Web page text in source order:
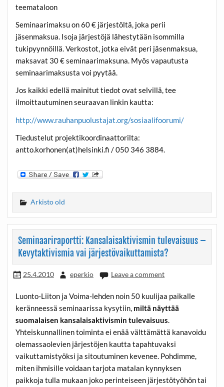
teemataloon
Seminaarimaksu on 60 € järjestöltä, joka perii
jäsenmaksua. Isoja järjestöjä lähestytään isommilla
tukipyynnöillä. Verkostot, jotka eivät peri jäsenmaksua,
maksavat 30 € seminaarimaksuna. Myös vapautusta
seminaarimaksusta voi pyytää.
Jos kaikki edellä mainitut tiedot ovat selvillä, tee
ilmoittautuminen seuraavan linkin kautta:
http://www.rauhanpuolustajat.org/sosiaalifoorumi/
Tiedustelut projektikoordinaattorilta:
antto.korhonen(at)helsinki.fi / 050 346 3884.
Arkisto old
Seminaariraportti: Kansalaisaktivismin tulevaisuus –
Kevytaktivismia vai järjestövaikuttamista?
25.4.2010 eperkio Leave a comment
Luonto-Liiton ja Voima-lehden noin 50 kuulijaa paikalle
keränneessä seminaarissa kysytiin, miltä näyttää
suomalaisen kansalaisaktivismin tulevaisuus.
Yhteiskunnallinen toiminta ei enää välttämättä kanavoidu
olemassaolevien järjestöjen kautta tapahtuvaksi
vaikuttamistyöksi ja sitoutuminen kevenee. Pohdimme,
miten ihmisille voidaan tarjota matalan kynnyksen
paikkoja tulla mukaan joko perinteiseen järjestötyöhön tai